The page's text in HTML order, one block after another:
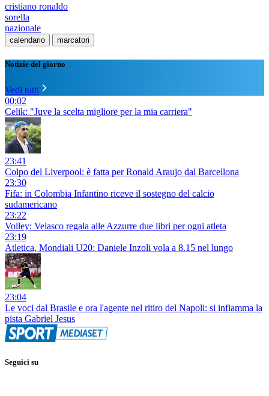
cristiano ronaldo
sorella
nazionale
calendario marcatori
Notizie del giorno
Vedi tutti
00:02
Celik: "Juve la scelta migliore per la mia carriera"
23:41
Colpo del Liverpool: è fatta per Ronald Araujo dal Barcellona
23:30
Fifa: in Colombia Infantino riceve il sostegno del calcio
sudamericano
23:22
Volley: Velasco regala alle Azzurre due libri per ogni atleta
23:19
Atletica, Mondiali U20: Daniele Inzoli vola a 8.15 nel lungo
23:04
Le voci dal Brasile e ora l'agente nel ritiro del Napoli: si infiamma la
pista Gabriel Jesus
Seguici su